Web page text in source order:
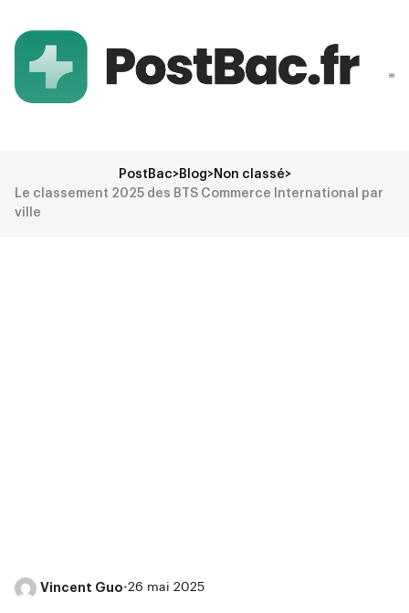
PostBac>Blog>Non classé>
Le classement 2025 des BTS Commerce International par
ville
Vincent Guo•26 mai 2025